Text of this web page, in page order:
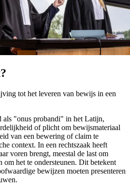
tot het leveren van bewijs in een
als "onus probandi" in het Latijn,
of plicht om bewijsmateriaal
van een bewering of claim te
context. In een rechtszaak heeft
voren brengt, meestal de last om
om het te ondersteunen. Dit betekent
bewijzen moeten presenteren